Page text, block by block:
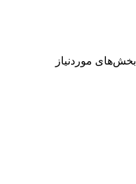
بخش‌های موردنیاز